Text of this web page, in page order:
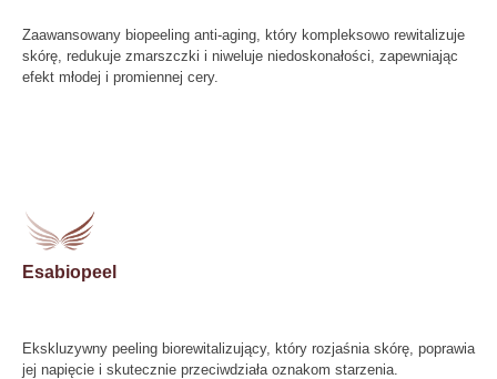
Zaawansowany biopeeling anti-aging, który kompleksowo rewitalizuje
skórę, redukuje zmarszczki i niweluje niedoskonałości, zapewniając
efekt młodej i promiennej cery.
Esabiopeel
Ekskluzywny peeling biorewitalizujący, który rozjaśnia skórę, poprawia
jej napięcie i skutecznie przeciwdziała oznakom starzenia.